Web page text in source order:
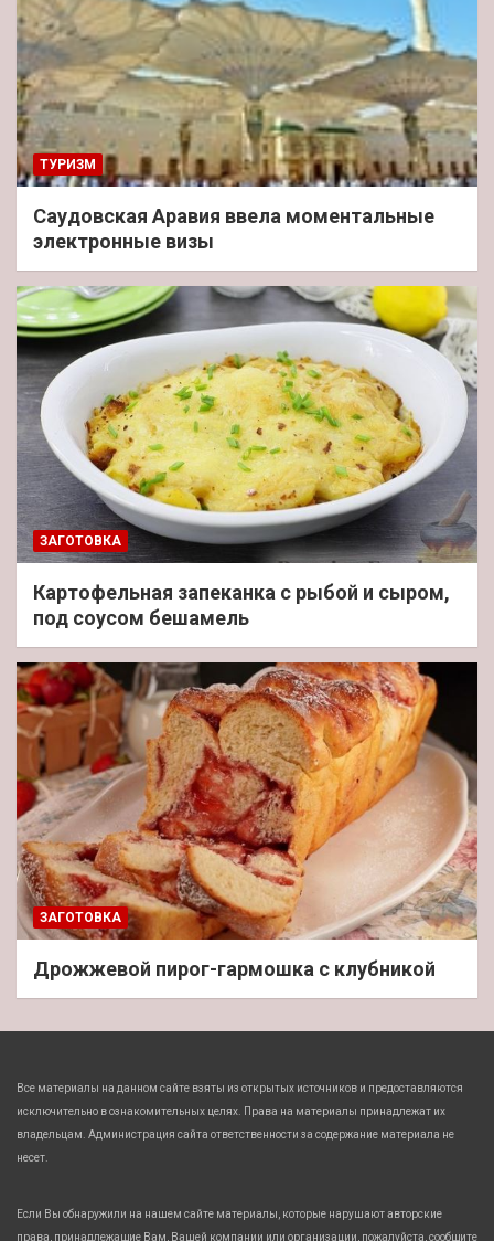
ТУРИЗМ
Саудовская Аравия ввела моментальные
электронные визы
ЗАГОТОВКА
Картофельная запеканка с рыбой и сыром,
под соусом бешамель
ЗАГОТОВКА
Дрожжевой пирог-гармошка с клубникой
Все материалы на данном сайте взяты из открытых источников и предоставляются
исключительно в ознакомительных целях. Права на материалы принадлежат их
владельцам. Администрация сайта ответственности за содержание материала не
несет.
Если Вы обнаружили на нашем сайте материалы, которые нарушают авторские
права, принадлежащие Вам, Вашей компании или организации, пожалуйста, сообщите